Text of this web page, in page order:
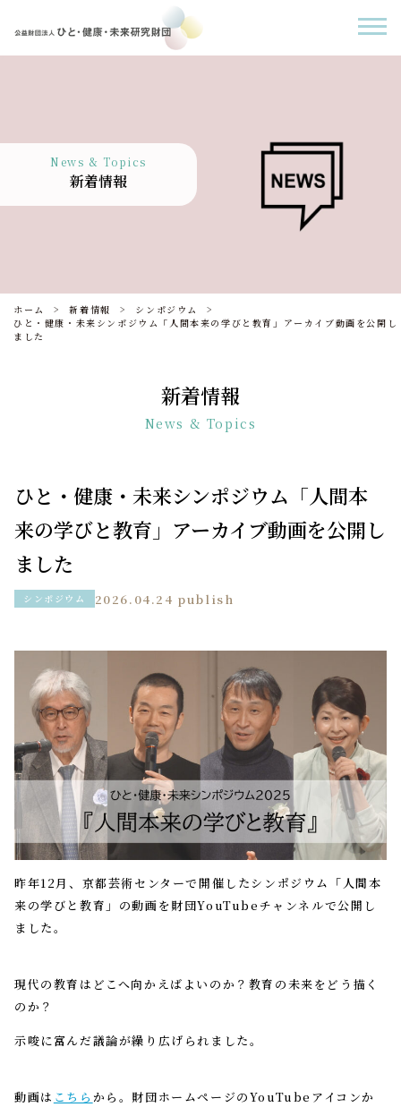
News & Topics
新着情報
ホーム 新着情報
シンポジウム
ひと・健康・未来シンポジウム「人間本来の学びと教育」アーカイブ動画を公開し
ました
新着情報
News & Topics
ひと・健康・未来シンポジウム「人間本
来の学びと教育」アーカイブ動画を公開し
ました
シンポジウム 2026.04.24 publish
昨年12月、京都芸術センターで開催したシンポジウム「人間本
来の学びと教育」の動画を財団YouTubeチャンネルで公開し
ました。
現代の教育はどこへ向かえばよいのか？教育の未来をどう描く
のか？
示唆に富んだ議論が繰り広げられました。
動画は こちら から。財団ホームページのYouTubeアイコンか